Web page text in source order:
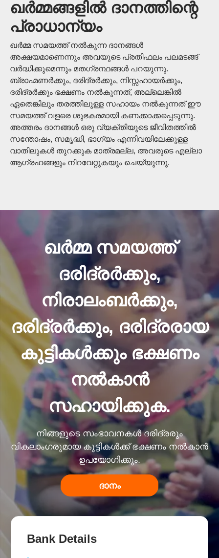
ഖർമ്മങ്ങളിൽ ദാനത്തിന്റെ
പ്രാധാന്യം
ഖർമ്മ സമയത്ത് നൽകുന്ന ദാനങ്ങൾ
അക്ഷയമാണെന്നും അവയുടെ പ്രതിഫലം പലമടങ്ങ്
വർദ്ധിക്കുമെന്നും മതഗ്രന്ഥങ്ങൾ പറയുന്നു.
ബ്രാഹ്മണർക്കും, ദരിദ്രർക്കും, നിസ്സഹായർക്കും,
ദരിദ്രർക്കും ഭക്ഷണം നൽകുന്നത്, അല്ലെങ്കിൽ
ഏതെങ്കിലും തരത്തിലുള്ള സഹായം നൽകുന്നത് ഈ
സമയത്ത് വളരെ ശുഭകരമായി കണക്കാക്കപ്പെടുന്നു.
അത്തരം ദാനങ്ങൾ ഒരു വ്യക്തിയുടെ ജീവിതത്തിൽ
സന്തോഷം, സമൃദ്ധി, ഭാഗ്യം എന്നിവയിലേക്കുള്ള
വാതിലുകൾ തുറക്കുക മാത്രമല്ല, അവരുടെ എല്ലാ
ആഗ്രഹങ്ങളും നിറവേറ്റുകയും ചെയ്യുന്നു.
ഖർമ്മ സമയത്ത്
ദരിദ്രർക്കും,
നിരാലംബർക്കും,
ദരിദ്രർക്കും, ദരിദ്രരായ
കുട്ടികൾക്കും ഭക്ഷണം
നൽകാൻ
സഹായിക്കുക.
നിങ്ങളുടെ സംഭാവനകൾ ദരിദ്രരും
വികലാംഗരുമായ കുട്ടികൾക്ക് ഭക്ഷണം നൽകാൻ
ഉപയോഗിക്കും.
ദാനം
Bank Details